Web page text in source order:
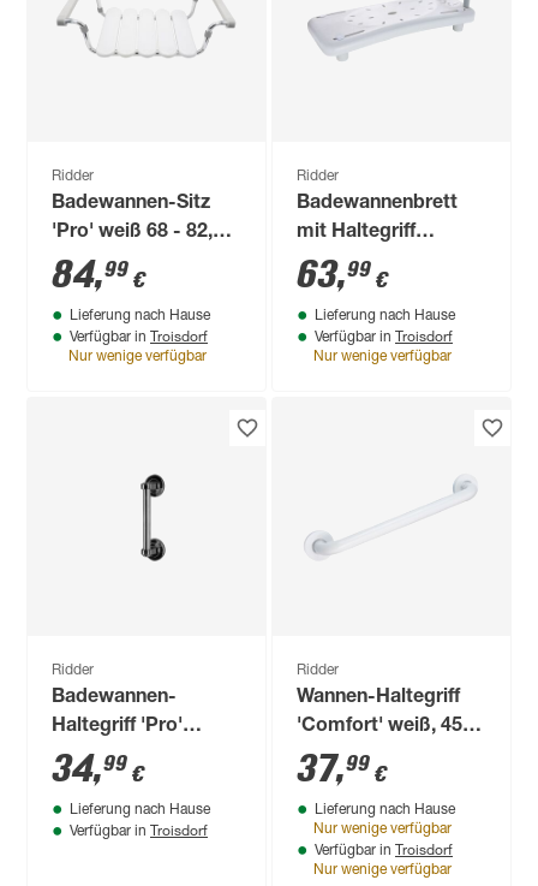
Ridder
Badewannen-Sitz
'Pro' weiß 68 - 82,3 x
29,5 x 18 cm
84,99 €
Lieferung nach Hause
Verfügbar in Troisdorf
Nur wenige verfügbar
Ridder
Badewannenbrett
mit Haltegriff
'Comfort' weiß, 70 x
31 cm, bis 150 kg
63,99 €
Lieferung nach Hause
Verfügbar in Troisdorf
Nur wenige verfügbar
Ridder
Badewannen-
Haltegriff 'Pro'
Aluminium 30 cm bis
110 kg
34,99 €
Lieferung nach Hause
Verfügbar in Troisdorf
Ridder
Wannen-Haltegriff
'Comfort' weiß, 45
cm, bis 110 kg
37,99 €
Lieferung nach Hause
Nur wenige verfügbar
Verfügbar in Troisdorf
Nur wenige verfügbar